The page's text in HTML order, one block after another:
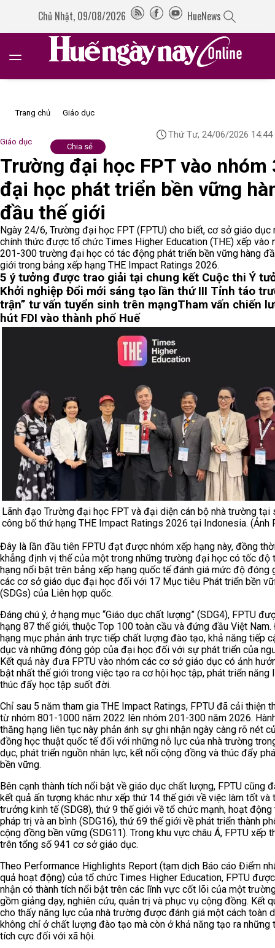
Chủ Nhật, 09/08/2026 HueNews
Trang chủ Giáo dục
Giáo dục
Thứ Tư, 24/06/2026 14:44
Chia sẻ
Trường đại học FPT vào nhóm
đại học phát triển bền vững
đầu thế giới
Ngày 24/6, Trường đại học FPT (FPTU) cho biết, cơ sở giáo dục
chính thức được tổ chức Times Higher Education (THE) xếp vào
201-300 trường đại học có tác động phát triển bền vững hàng
giới trong bảng xếp hạng THE Impact Ratings 2026.
5 ý tưởng được trao giải tại chung kết Cuộc thi Ý
Khởi nghiệp Đổi mới sáng tạo lần thứ III Tỉnh táo
trận” tư vấn tuyển sinh trên mạngTham vấn chiến
hút FDI vào thành phố Huế
Lãnh đạo Trường đại học FPT và đại diện cán bộ nhà trường tại
công bố thứ hạng THE Impact Ratings 2026 tại Indonesia. (Ảnh
Đây là lần đầu tiên FPTU đạt được nhóm xếp hạng này, đồng
khẳng định vị thế của một trong những trường đại học có tốc độ
hạng nổi bật trên bảng xếp hạng quốc tế đánh giá mức độ đóng
các cơ sở giáo dục đại học đối với 17 Mục tiêu Phát triển bền
(SDGs) của Liên hợp quốc.
Đáng chú ý, ở hạng mục “Giáo dục chất lượng” (SDG4), FPTU
hạng 87 thế giới, thuộc Top 100 toàn cầu và đứng đầu Việt Nam.
hạng mục phản ánh trực tiếp chất lượng đào tạo, khả năng tiếp
dục và những đóng góp của đại học đối với sự phát triển của
Kết quả này đưa FPTU vào nhóm các cơ sở giáo dục có ảnh
bật nhất thế giới trong việc tạo ra cơ hội học tập, phát triển năng
thúc đẩy học tập suốt đời.
Chỉ sau 5 năm tham gia THE Impact Ratings, FPTU đã cải thiện
từ nhóm 801-1000 năm 2022 lên nhóm 201-300 năm 2026.
thăng hạng liên tục này phản ánh sự ghi nhận ngày càng rõ nét
đồng học thuật quốc tế đối với những nỗ lực của nhà trường
dục, phát triển nguồn nhân lực, kết nối cộng đồng và thúc đẩy
bền vững.
Bên cạnh thành tích nổi bật về giáo dục chất lượng, FPTU cũng
kết quả ấn tượng khác như xếp thứ 14 thế giới về việc làm tốt và
trưởng kinh tế (SDG8), thứ 9 thế giới về tổ chức mạnh, hoạt động
pháp trị và an bình (SDG16), thứ 69 thế giới về phát triển thành
cộng đồng bền vững (SDG11). Trong khu vực châu Á, FPTU xếp
trên tổng số 941 cơ sở giáo dục.
Theo Performance Highlights Report (tạm dịch Báo cáo Điểm
quả hoạt động) của tổ chức Times Higher Education, FPTU
nhận có thành tích nổi bật trên các lĩnh vực cốt lõi của một
gồm giảng dạy, nghiên cứu, quản trị và phục vụ cộng đồng. Kết
cho thấy năng lực của nhà trường được đánh giá một cách toàn
không chỉ ở chất lượng đào tạo mà còn ở khả năng tạo ra những
tích cực đối với xã hội.